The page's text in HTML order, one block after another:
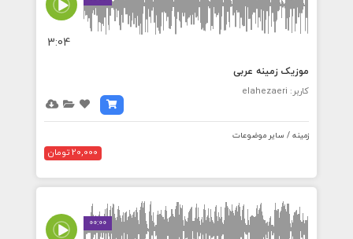
3:04
موزیک زمینه عربی
کاربر: elahezaeri
زمینه / سایر موضوعات
20,000 تومان
00:00